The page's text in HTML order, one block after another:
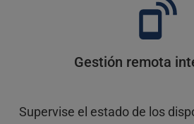
Gestión remota
Supervise el estado de los